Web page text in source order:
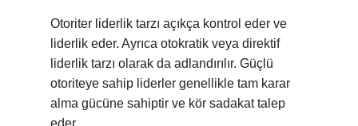
Otoriter liderlik tarzı açıkça kontrol eder ve
liderlik eder. Ayrıca otokratik veya direktif
liderlik tarzı olarak da adlandırılır. Güçlü
otoriteye sahip liderler genellikle tam karar
alma gücüne sahiptir ve kör sadakat talep
eder.